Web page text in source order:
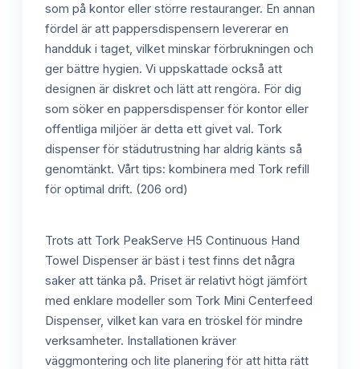
som på kontor eller större restauranger. En annan
fördel är att pappersdispensern levererar en
handduk i taget, vilket minskar förbrukningen och
ger bättre hygien. Vi uppskattade också att
designen är diskret och lätt att rengöra. För dig
som söker en pappersdispenser för kontor eller
offentliga miljöer är detta ett givet val. Tork
dispenser för städutrustning har aldrig känts så
genomtänkt. Vårt tips: kombinera med Tork refill
för optimal drift. (206 ord)
Trots att Tork PeakServe H5 Continuous Hand
Towel Dispenser är bäst i test finns det några
saker att tänka på. Priset är relativt högt jämfört
med enklare modeller som Tork Mini Centerfeed
Dispenser, vilket kan vara en tröskel för mindre
verksamheter. Installationen kräver
väggmontering och lite planering för att hitta rätt